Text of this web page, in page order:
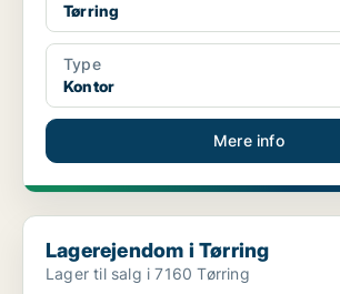
Tørring
Type
Kontor
Mere info
Lagerejendom i Tørring
Lagerejendom i Tørring
Lager til salg i 7160 Tørring